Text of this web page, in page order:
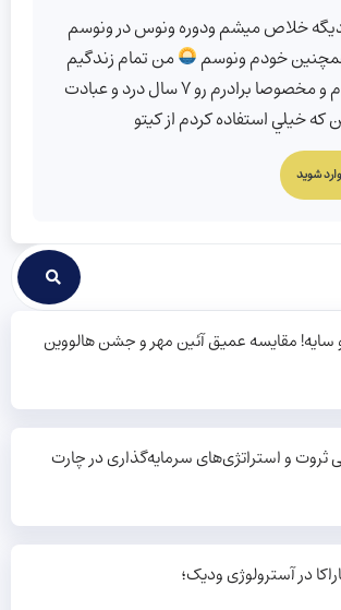
٦ ماه ديگه خلاص ميشم ودوره ونوس در ونوسم
خودم ونوسم
من تمام زندگيم
رو از دست دادم و مخصوصا برادرم رو ٧ سال درد و عبادت
كه خيلي استفاده كردم از كيتو
شوید
و سایه! مقایسه عمیق آئین مهر و جشن هالووین
ثروت و استراتژی‌های سرمایه‌گذاری در چارت
در آسترولوژی ودیک؛